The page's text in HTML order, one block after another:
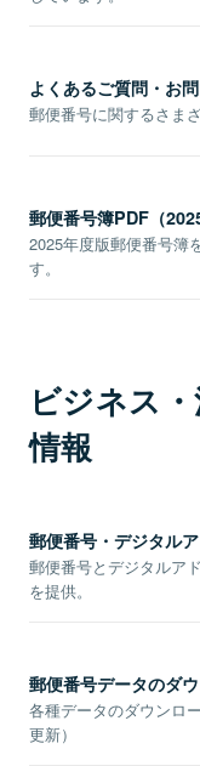
よくあるご質問・お
郵便番号に関するさま
郵便番号簿PDF（
2025年度版郵便番号簿
す。
ビジネス
情報
郵便番号・デジタル
郵便番号とデジタルア
を提供。
郵便番号データのダ
各種データのダウンロ
更新）